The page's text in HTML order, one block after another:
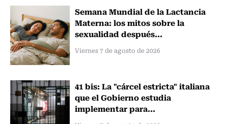
Semana Mundial de la Lactancia
Materna: los mitos sobre la
sexualidad después...
Viernes 7 de agosto de 2026
41 bis: La "cárcel estricta" italiana
que el Gobierno estudia
implementar para...